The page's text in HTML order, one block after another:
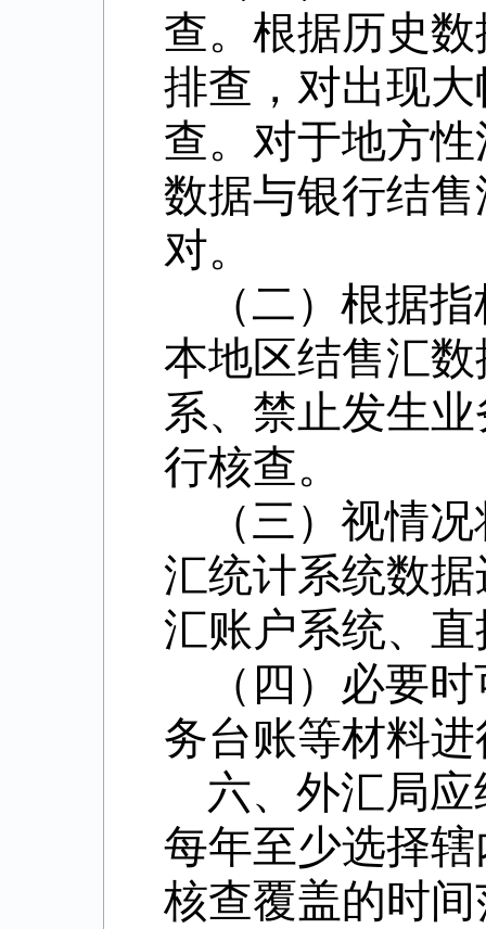
查。根据历史
排查，对出现
查。对于地方
数据与银行结
对。
（二）根据
本地区结售汇
系、禁止发生
行核查。
（三）视情
汇统计系统数
汇账户系统、
（四）必要
务台账等材料
六、外汇局
每年至少选择
核查覆盖的时